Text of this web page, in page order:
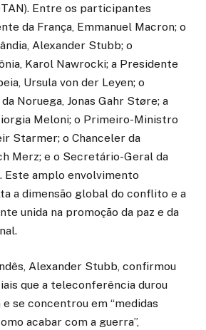
Entre os participantes
da França, Emmanuel Macron; o
Alexander Stubb; o
Karol Nawrocki; a Presidente
Ursula von der Leyen; o
Noruega, Jonas Gahr Støre; a
Meloni; o Primeiro-Ministro
Starmer; o Chanceler da
Merz; e o Secretário-Geral da
Este amplo envolvimento
a dimensão global do conflito e a
unida na promoção da paz e da
Alexander Stubb, confirmou
que a teleconferência durou
se concentrou em “medidas
acabar com a guerra”,